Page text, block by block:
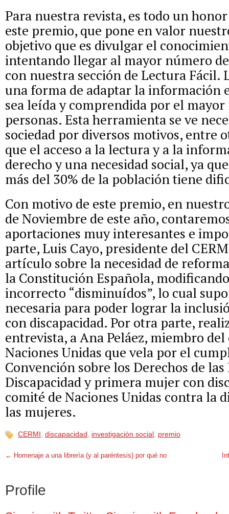
Para nuestra revista, es todo un
este premio, que pone en valor
objetivo que es divulgar el
intentando llegar al mayor número
con nuestra sección de Lectura Fácil.
una forma de adaptar la información
sea leída y comprendida por el
personas. Esta herramienta se ve
sociedad por diversos motivos, entre
que el acceso a la lectura y a la
derecho y una necesidad social, ya
más del 30% de la población tiene
Con motivo de este premio, en
de Noviembre de este año,
aportaciones muy interesantes e
parte, Luis Cayo, presidente del
artículo sobre la necesidad de
la Constitución Española,
incorrecto “disminuídos”, lo cual
necesaria para poder lograr la
con discapacidad. Por otra parte,
entrevista, a Ana Peláez, miembro
Naciones Unidas que vela por el
Convención sobre los Derechos de las
Discapacidad y primera mujer con
comité de Naciones Unidas contra la
las mujeres.
CERMI, discapacidad, investigación social, premio
← Homenaje a una librería (y al paréntesis) por qué no
Profile